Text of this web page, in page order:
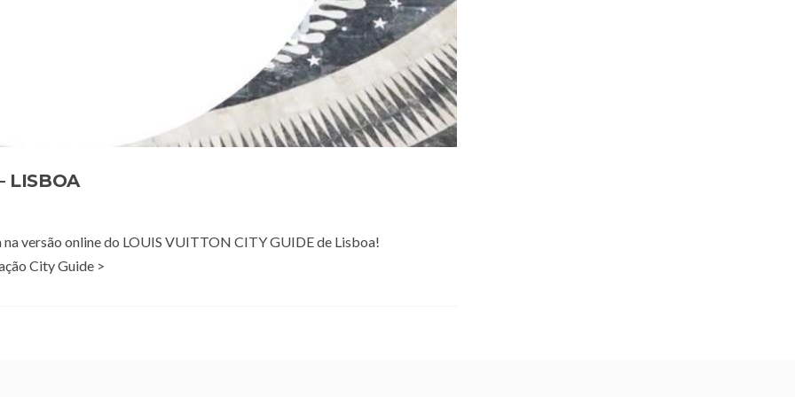
LISBOA
versão online do LOUIS VUITTON CITY GUIDE de Lisboa!
City Guide >